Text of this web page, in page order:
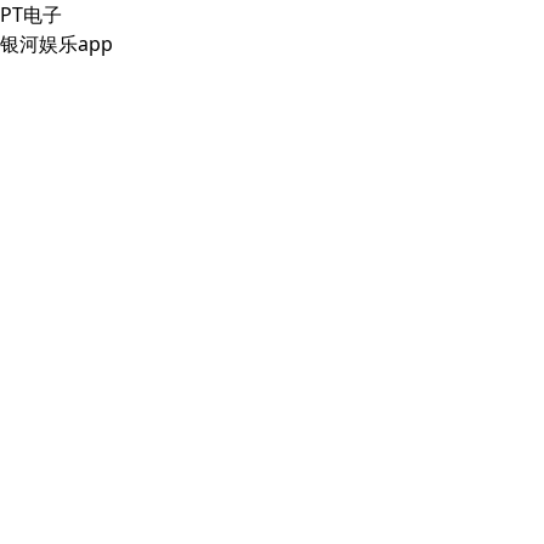
PT电子
银河娱乐app